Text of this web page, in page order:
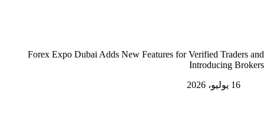
Forex Expo Dubai Adds New Features for Verified Traders and
Introducing Brokers
16 يوليو، 2026